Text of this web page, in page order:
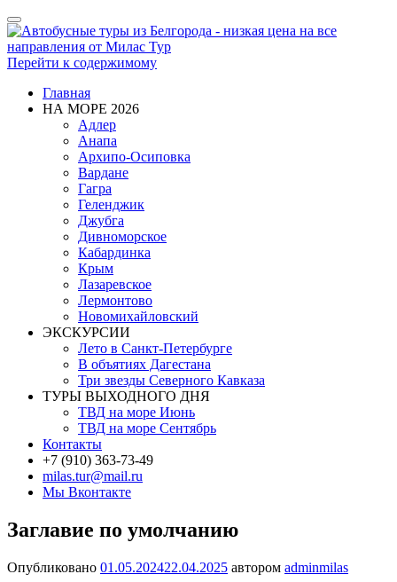
Показать/
Скрыть
навигацию
Перейти к содержимому
Главная
НА МОРЕ 2026
Адлер
Анапа
Архипо-Осиповка
Вардане
Гагра
Геленджик
Джубга
Дивноморское
Кабардинка
Крым
Лазаревское
Лермонтово
Новомихайловский
ЭКСКУРСИИ
Лето в Санкт-Петербурге
В объятиях Дагестана
Три звезды Северного Кавказа
ТУРЫ ВЫХОДНОГО ДНЯ
ТВД на море Июнь
ТВД на море Сентябрь
Контакты
+7 (910) 363-73-49
milas.tur@mail.ru
Мы Вконтакте
Заглавие по умолчанию
Опубликовано 01.05.202422.04.2025 автором adminmilas